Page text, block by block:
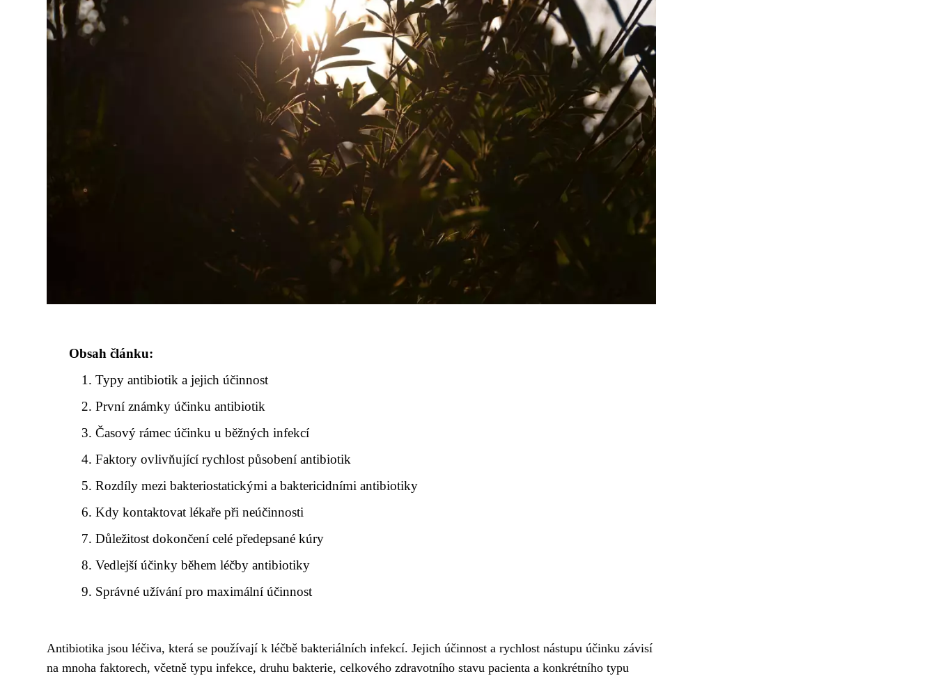
Obsah článku:
Typy antibiotik a jejich účinnost
První známky účinku antibiotik
Časový rámec účinku u běžných infekcí
Faktory ovlivňující rychlost působení antibiotik
Rozdíly mezi bakteriostatickými a baktericidními antibiotiky
Kdy kontaktovat lékaře při neúčinnosti
Důležitost dokončení celé předepsané kúry
Vedlejší účinky během léčby antibiotiky
Správné užívání pro maximální účinnost
Antibiotika jsou léčiva, která se používají k léčbě bakteriálních infekcí. Jejich účinnost a rychlost nástupu účinku závisí
na mnoha faktorech, včetně typu infekce, druhu bakterie, celkového zdravotního stavu pacienta a konkrétního typu